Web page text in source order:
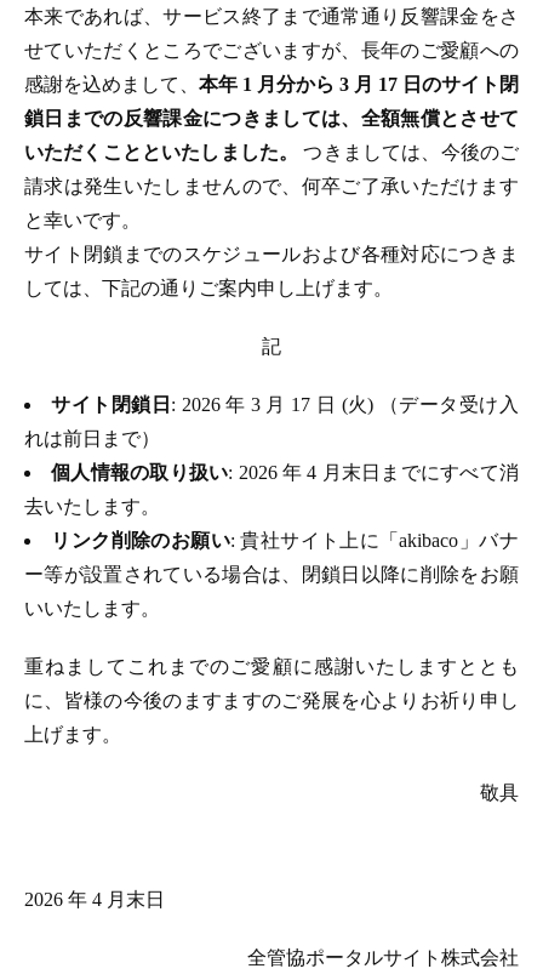
本来であれば、サービス終了まで通常通り反響課金をさ
せていただくところでございますが、長年のご愛顧への
感謝を込めまして、 本年 1 月分から 3 月 17 日のサイト閉
鎖日までの反響課金につきましては、全額無償とさせて
いただくことといたしました。つきましては、今後のご
請求は発生いたしませんので、何卒ご了承いただけます
と幸いです。
サイト閉鎖までのスケジュールおよび各種対応につきま
しては、下記の通りご案内申し上げます。
記
サイト閉鎖日 : 2026 年 3 月 17 日 (火) （データ受け入
れは前日まで）
個人情報の取り扱い: 2026 年 4 月末日までにすべて消
去いたします。
リンク削除のお願い: 貴社サイト上に「akibaco」バナ
ー等が設置されている場合は、閉鎖日以降に削除をお願
いいたします。
重ねましてこれまでのご愛顧に感謝いたしますととも
に、皆様の今後のますますのご発展を心よりお祈り申し
上げます。
敬具
2026 年 4 月末日
全管協ポータルサイト株式会社